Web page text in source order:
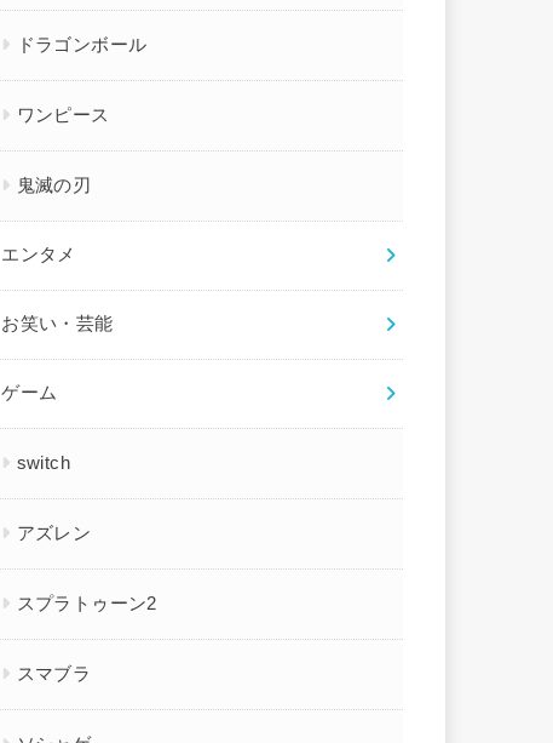
ドラゴンボール
ワンピース
鬼滅の刃
エンタメ
お笑い・芸能
ゲーム
switch
アズレン
スプラトゥーン2
スマブラ